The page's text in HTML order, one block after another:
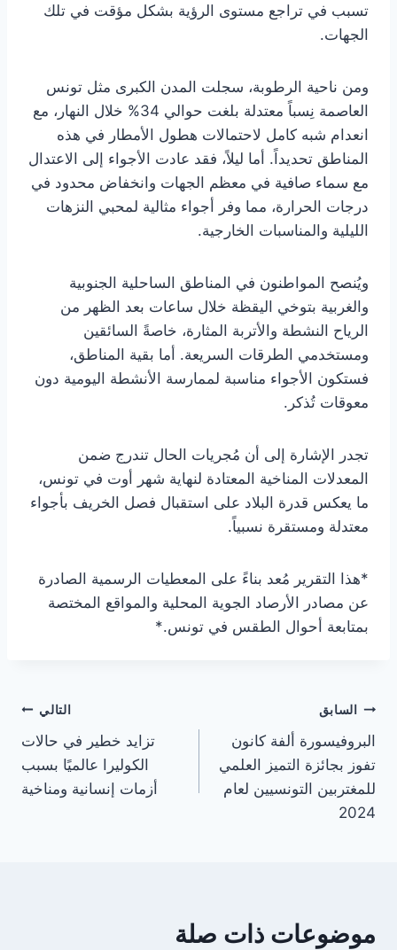
تسبب في تراجع مستوى الرؤية بشكل مؤقت في تلك
الجهات.
ومن ناحية الرطوبة، سجلت المدن الكبرى مثل تونس
العاصمة نِسباً معتدلة بلغت حوالي 34% خلال النهار، مع
انعدام شبه كامل لاحتمالات هطول الأمطار في هذه
المناطق تحديداً. أما لیلاً، فقد عادت الأجواء إلى الاعتدال
مع سماء صافية في معظم الجهات وانخفاض محدود في
درجات الحرارة، مما وفر أجواء مثالية لمحبي النزهات
الليلية والمناسبات الخارجية.
ويُنصح المواطنون في المناطق الساحلية الجنوبية
والغربية بتوخي اليقظة خلال ساعات بعد الظهر من
الرياح النشطة والأتربة المثارة، خاصةً السائقين
ومستخدمي الطرقات السريعة. أما بقية المناطق،
فستكون الأجواء مناسبة لممارسة الأنشطة اليومية دون
معوقات تُذكر.
تجدر الإشارة إلى أن مُجريات الحال تندرج ضمن
المعدلات المناخية المعتادة لنهاية شهر أوت في تونس،
ما يعكس قدرة البلاد على استقبال فصل الخريف بأجواء
معتدلة ومستقرة نسبياً.
*هذا التقرير مُعد بناءً على المعطيات الرسمية الصادرة
عن مصادر الأرصاد الجوية المحلية والمواقع المختصة
بمتابعة أحوال الطقس في تونس.*
تصفّح
المقالات
السابق
البروفيسورة ألفة كانون
تفوز بجائزة التميز العلمي
للمغتربين التونسيين لعام
2024
التالي
تزايد خطير في حالات
الكوليرا عالميًا بسبب
أزمات إنسانية ومناخية
موضوعات ذات صلة